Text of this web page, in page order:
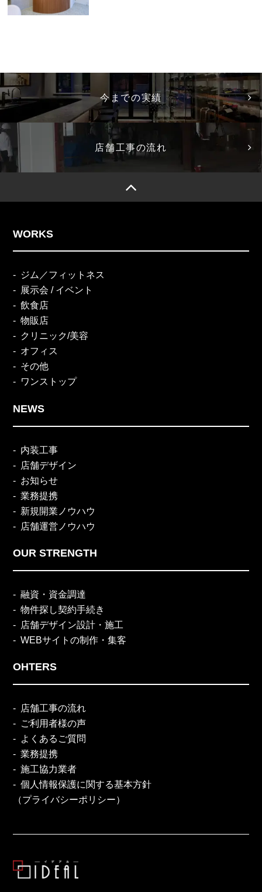
今までの実績
店舗工事の流れ
WORKS
ジム／フィットネス
展示会 / イベント
飲食店
物販店
クリニック/美容
オフィス
その他
ワンストップ
NEWS
内装工事
店舗デザイン
お知らせ
業務提携
新規開業ノウハウ
店舗運営ノウハウ
OUR STRENGTH
融資・資金調達
物件探し契約手続き
店舗デザイン設計・施工
WEBサイトの制作・集客
OHTERS
店舗工事の流れ
ご利用者様の声
よくあるご質問
業務提携
施工協力業者
個人情報保護に関する基本方針
（プライバシーポリシー）